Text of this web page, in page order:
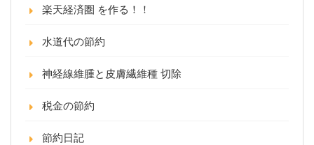
楽天経済圏 を作る！！
水道代の節約
神経線維腫と皮膚繊維種 切除
税金の節約
節約日記